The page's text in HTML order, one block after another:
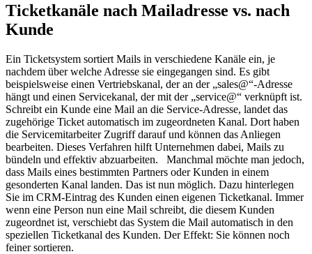
Ticketkanäle nach Mailadresse vs. nach
Kunde
Ein Ticketsystem sortiert Mails in verschiedene Kanäle ein, je
nachdem über welche Adresse sie eingegangen sind. Es gibt
beispielsweise einen Vertriebskanal, der an der „sales@“-Adresse
hängt und einen Servicekanal, der mit der „service@“ verknüpft ist.
Schreibt ein Kunde eine Mail an die Service-Adresse, landet das
zugehörige Ticket automatisch im zugeordneten Kanal. Dort haben
die Servicemitarbeiter Zugriff darauf und können das Anliegen
bearbeiten. Dieses Verfahren hilft Unternehmen dabei, Mails zu
bündeln und effektiv abzuarbeiten. Manchmal möchte man jedoch,
dass Mails eines bestimmten Partners oder Kunden in einem
gesonderten Kanal landen. Das ist nun möglich. Dazu hinterlegen
Sie im CRM-Eintrag des Kunden einen eigenen Ticketkanal. Immer
wenn eine Person nun eine Mail schreibt, die diesem Kunden
zugeordnet ist, verschiebt das System die Mail automatisch in den
speziellen Ticketkanal des Kunden. Der Effekt: Sie können noch
feiner sortieren.